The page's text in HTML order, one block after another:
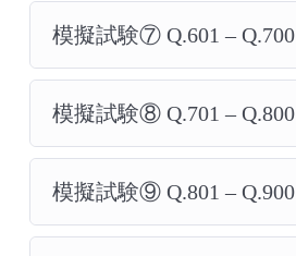
模擬試験⑦ Q.601 – Q.700
模擬試験⑧ Q.701 – Q.800
模擬試験⑨ Q.801 – Q.900